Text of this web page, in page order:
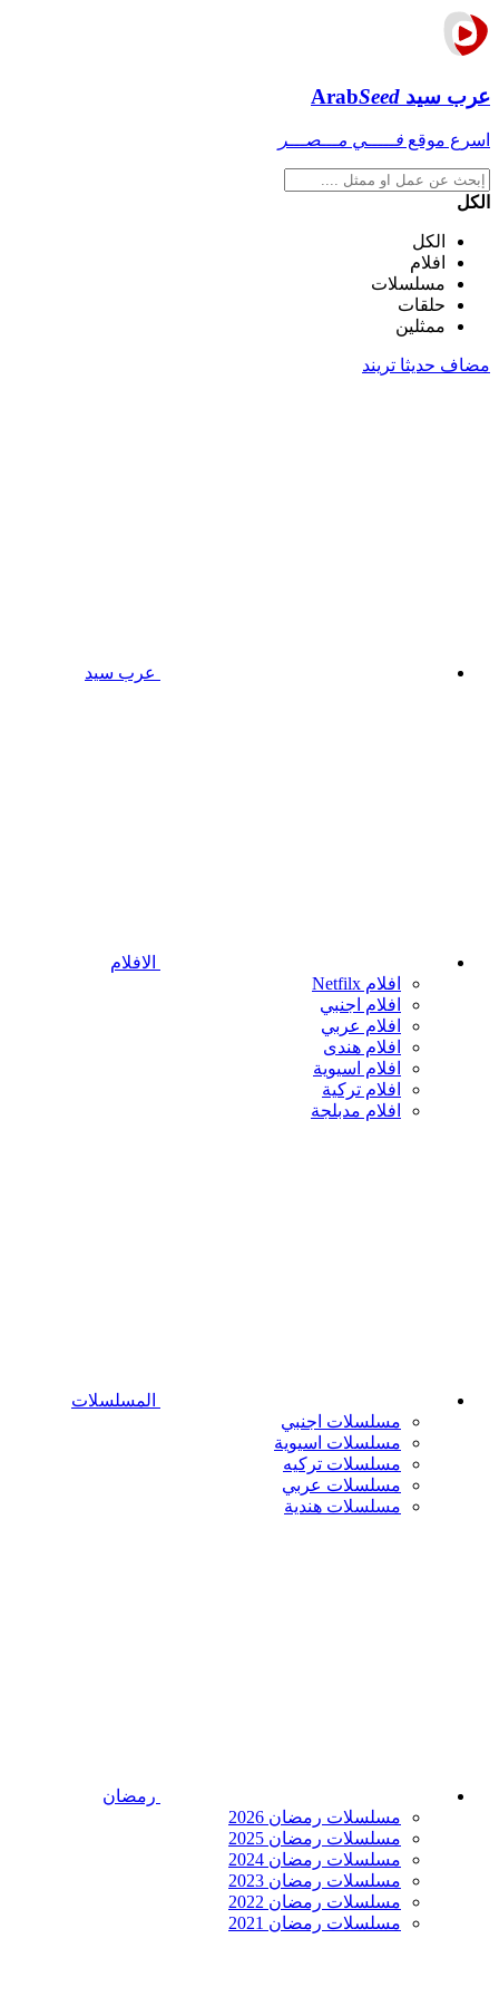
عرب سيد ArabSeed
اسرع موقع فـــــي مـــصـــر
الكل
الكل
افلام
مسلسلات
حلقات
ممثلين
مضاف حديثا تريند
عرب سيد
الافلام
افلام Netfilx
افلام اجنبي
افلام عربي
افلام هندى
افلام اسيوية
افلام تركية
افلام مدبلجة
المسلسلات
مسلسلات اجنبي
مسلسلات اسيوية
مسلسلات تركيه
مسلسلات عربي
مسلسلات هندية
رمضان
مسلسلات رمضان 2026
مسلسلات رمضان 2025
مسلسلات رمضان 2024
مسلسلات رمضان 2023
مسلسلات رمضان 2022
مسلسلات رمضان 2021